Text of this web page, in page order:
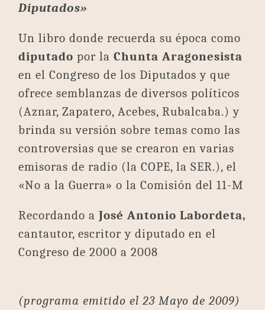
Diputados»
Un libro donde recuerda su época como
diputado por la Chunta Aragonesista
en el Congreso de los Diputados y que
ofrece semblanzas de diversos políticos
(Aznar, Zapatero, Acebes, Rubalcaba.) y
brinda su versión sobre temas como las
controversias que se crearon en varias
emisoras de radio (la COPE, la SER.), el
«No a la Guerra» o la Comisión del 11-M
Recordando a José Antonio Labordeta,
cantautor, escritor y diputado en el
Congreso de 2000 a 2008
(programa emitido el 23 Mayo de 2009)